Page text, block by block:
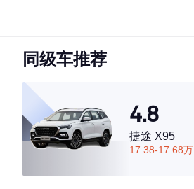
·内饰表现较为优秀，优于76%同级车
·空间表现一般，低于67%同级车
同级车推荐
4.8
捷途 X95
17.38-17.68万